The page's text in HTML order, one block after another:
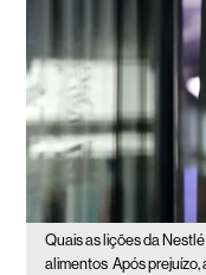
Quais as lições da
alimentos Após